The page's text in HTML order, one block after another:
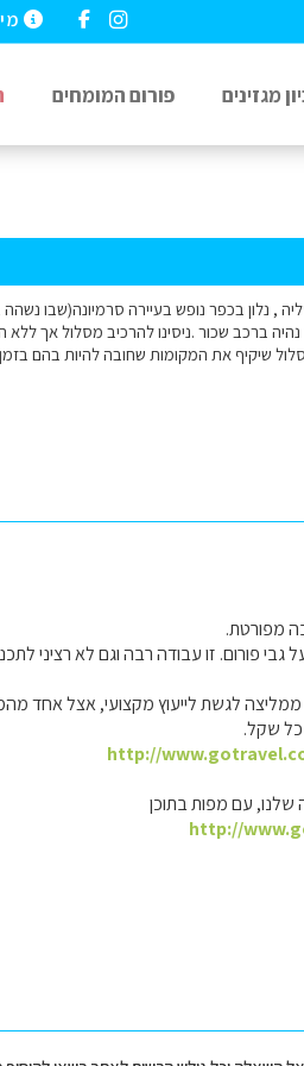
מגזינים פורום המומחים
לצפון איטליה , נלון בכפר נופש בעיירה
נהיה ברכב שכור .ניסינו להרכיב מסלול
שיקיף את המקומות שחובה להיות בהם
מפורטת.
פורום. זו עבודה רבה וגם לא רציני
לגשת לייעוץ מקצועי, אצל אחד
כל שקל.
http://
שלנו, עם מפות בתוכן
http://